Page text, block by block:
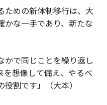
ための新体制移行は、大
かな一手であり、新たな
かで同じことを繰り返し
を想像して備え、やるべ
割です」（大本）